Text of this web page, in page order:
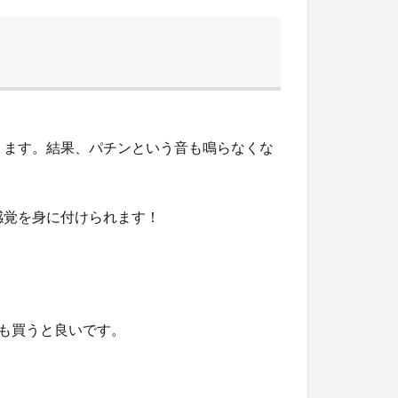
す。結果、パチンという音も鳴らなくな
を身に付けられます！
うと良いです。